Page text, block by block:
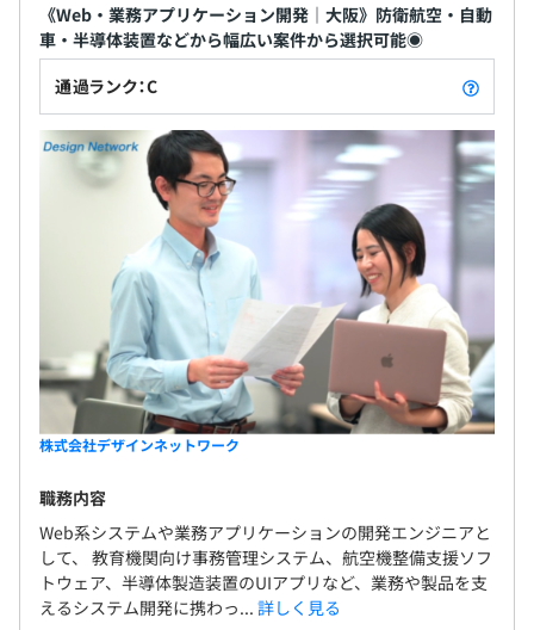
エンジニアは499名で構成されています。
各拠点のお客様先または拠点内にて、業務に励んでいま
す。
また、エンジニア出身の社内マネージャーによるキャリア
支援や、eラーニング・通信教育制度もあり、長期的に技
術者として成長し続けられる環境を整えています。
平均3～20名で開発をおこなっております。
1プロジェクトの単位期間は、およそ3年です。
＜福利厚生・各種制度＞
・寮・社宅あり ※新入社員研修期間中のみ
・社会保険完備（健康保険、厚生年金保険、雇用保険、労
災保険）
▼安心して長く働ける環境作りに力を入れています。
＜その他福利厚生＞
・健診費用全額支給
（健康診断、生活習慣病検診、人間ドック、配偶者主婦検
・健康指導（産業医・保健師）
・電話健康相談
・通信教育補助
・資格取得支援
・契約保養所
・財形貯蓄制度
・確定拠出年金
・各種表彰制度
・社員提案制度
・独身寮完備 ※研修期間のみ
《Web・業務アプリケーション開発｜大阪》防衛航空・自動
車・半導体装置などから幅広い案件から選択可能◉
通過ランク：C
株式会社デザインネットワーク
職務内容
Web系システムや業務アプリケーションの開発エンジニアと
して、 教育機関向け事務管理システム、航空機整備支援ソフ
トウェア、半導体製造装置のUIアプリなど、業務や製品を支
えるシステム開発に携わっ... 詳しく見る